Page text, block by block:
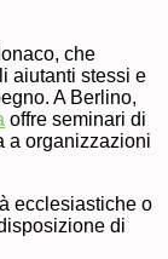
che
aiutanti stessi e
A Berlino,
offre seminari di
a organizzazioni
ecclesiastiche o
di